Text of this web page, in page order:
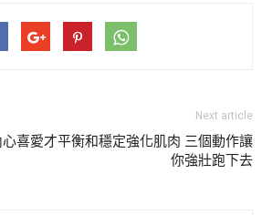
喜愛才
Next article
平衡和穩定強化肌肉 三個動作讓
你強壯跑下去